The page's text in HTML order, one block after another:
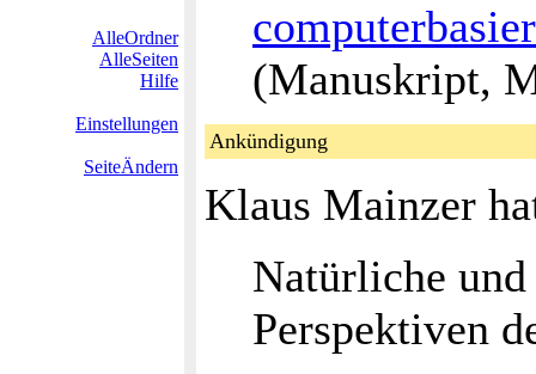
AlleOrdner
AlleSeiten
Hilfe
Einstellungen
SeiteÄndern
(Manuskript,
Ankündigung
Klaus Mainzer
Natürliche
Perspektiven